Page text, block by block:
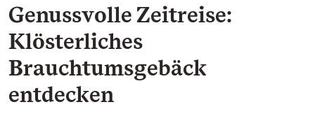
Genussvolle Zeitreise:
Klösterliches
Brauchtumsgebäck
entdecken